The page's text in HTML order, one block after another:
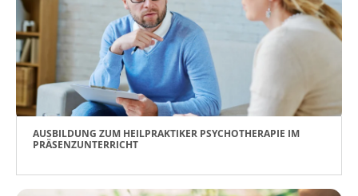
AUSBILDUNG ZUM HEILPRAKTIKER PSYCHOTHERAPIE IM
PRÄSENZUNTERRICHT